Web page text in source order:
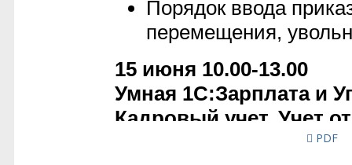
PDF